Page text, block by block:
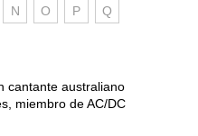
N O P Q
cantante australiano
miembro de AC/DC